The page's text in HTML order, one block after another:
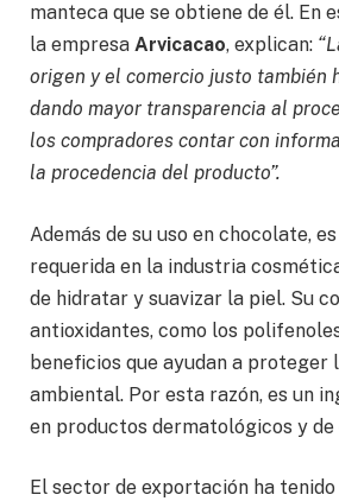
manteca que se obtiene de él. En
la empresa Arvicacao, explican:
origen y el comercio justo también
dando mayor transparencia al
los compradores contar con
la procedencia del producto”.
Además de su uso en chocolate,
requerida en la industria
de hidratar y suavizar la piel. Su
antioxidantes, como los
beneficios que ayudan a proteger
ambiental. Por esta razón, es un
en productos dermatológicos y de
El sector de exportación ha